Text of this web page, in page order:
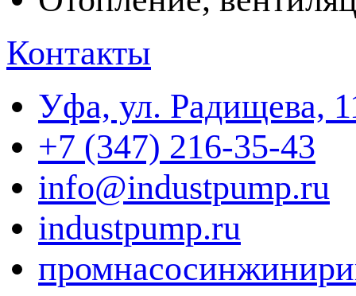
Контакты
Уфа, ул. Радищева,
+7 (347) 216-35-43
info@industpump.ru
industpump.ru